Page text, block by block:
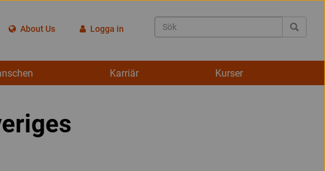
About Us Logga in
Karriär Kurser